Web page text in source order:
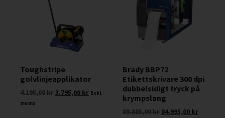
Toughstripe
golvlinjeapplikator
4.195,00kr3.795,00 kr Exkl.
moms
Brady BBP72
Etikettskrivare 300 dpi
dubbelsidigt tryck på
krympslang
89.885,00kr 84.995,00 kr